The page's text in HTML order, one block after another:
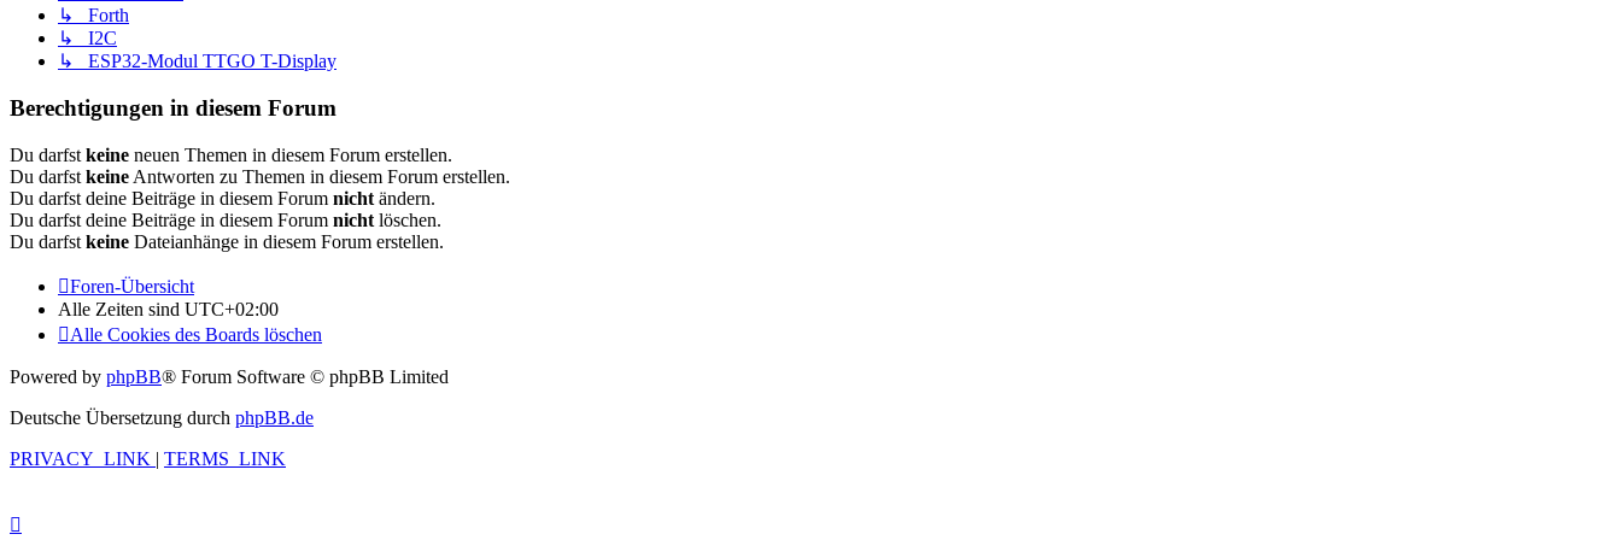
↳ Forth
↳ I2C
↳ ESP32-Modul TTGO T-Display
Berechtigungen in diesem Forum
Du darfst keine neuen Themen in diesem Forum erstellen.
Du darfst keine Antworten zu Themen in diesem Forum erstellen.
Du darfst deine Beiträge in diesem Forum nicht ändern.
Du darfst deine Beiträge in diesem Forum nicht löschen.
Du darfst keine Dateianhänge in diesem Forum erstellen.
Foren-Übersicht
Alle Zeiten sind UTC+02:00
Alle Cookies des Boards löschen
Powered by phpBB® Forum Software © phpBB Limited
Deutsche Übersetzung durch phpBB.de
PRIVACY_LINK | TERMS_LINK